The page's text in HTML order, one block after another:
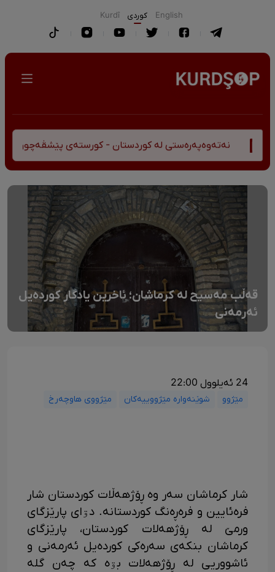
English كوردی Kurdî
لە کوردستان - کورستەی پێشڤەچوونی مێژوویی و
قەڵب مەسیح لە کرماشان؛ ئاخرین یادگار کوردەیل
ئەرمەنی
24 ئەیلوول 22:00
مێژوو شوێنەوارە مێژووییەکان مێژووی هاوچەرخ
شار کرماشان سەر وە ڕۆژهەڵات کوردستان شار
فرەئایین و فرەڕەنگ کوردستانە. دۊای پارێزگای
ورمێ لە ڕۆژهەلات کوردستان، پارێزگای
کرماشان بنکەی سەرەکی کوردەیل ئەرمەنی و
ئاشووریی لە ڕۆژهەلات بۊە کە چەن گلە